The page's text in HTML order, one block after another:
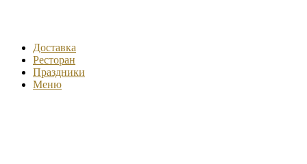
Доставка
Ресторан
Праздники
Меню